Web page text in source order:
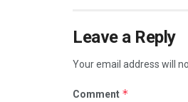
Leave a Reply
Your email address will
Comment *